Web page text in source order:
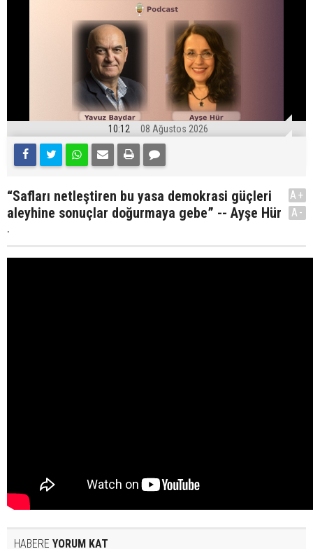
10:12 08 Ağustos 2026
“Safları netleştiren bu yasa demokrasi güçleri
aleyhine sonuçlar doğurmaya gebe” -- Ayşe Hür
.
A+
A-
HABERE YORUM KAT